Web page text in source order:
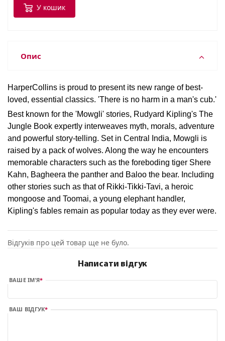
У кошик
Опис
HarperCollins is proud to present its new range of best-
loved, essential classics. 'There is no harm in a man's cub.'
Best known for the 'Mowgli' stories, Rudyard Kipling's The
Jungle Book expertly interweaves myth, morals, adventure
and powerful story-telling. Set in Central India, Mowgli is
raised by a pack of wolves. Along the way he encounters
memorable characters such as the foreboding tiger Shere
Kahn, Bagheera the panther and Baloo the bear. Including
other stories such as that of Rikki-Tikki-Tavi, a heroic
mongoose and Toomai, a young elephant handler,
Kipling's fables remain as popular today as they ever were.
Відгуків про цей товар ще не було.
Написати відгук
ВАШЕ ІМ’Я
ВАШ ВІДГУК